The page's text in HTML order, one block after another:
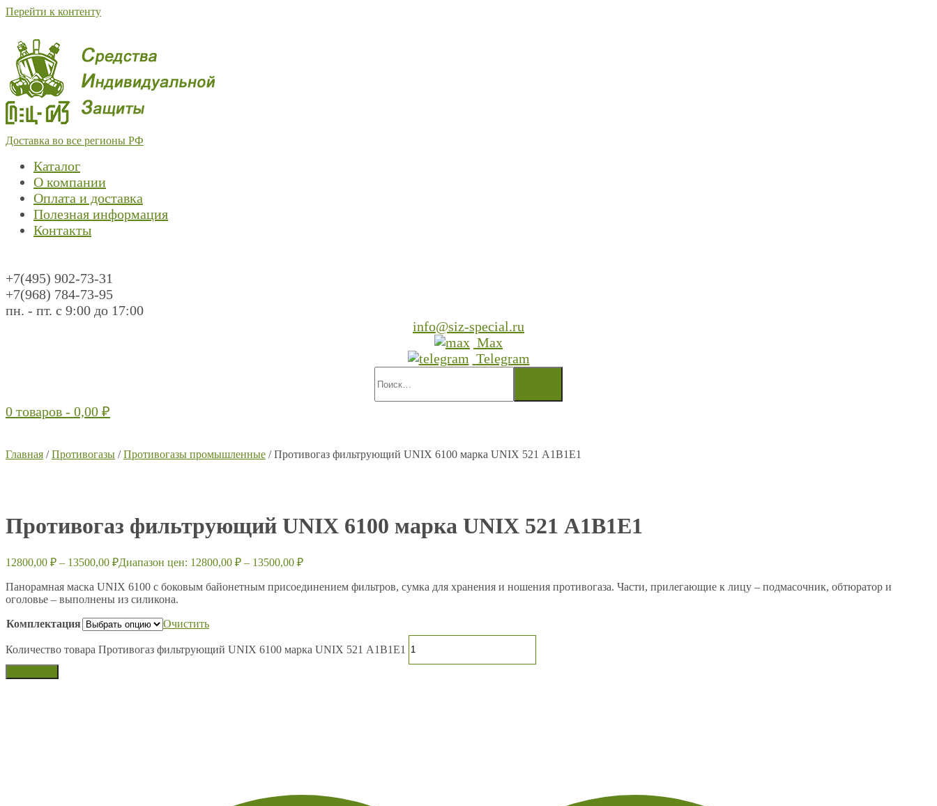
Перейти к контенту
Доставка во все регионы РФ
Каталог
О компании
Оплата и доставка
Полезная информация
Контакты
+7(495) 902-73-31
+7(968) 784-73-95
пн. - пт. с 9:00 до 17:00
info@siz-special.ru
Max
Telegram
0 товаров - 0,00 ₽
Главная /Противогазы /Противогазы промышленные / Противогаз фильтрующий UNIX 6100 марка UNIX 521 А1В1Е1
Противогаз фильтрующий UNIX 6100 марка UNIX 521 А1В1Е1
12800,00 ₽ – 13500,00 ₽Диапазон цен: 12800,00 ₽ – 13500,00 ₽
Панорамная маска UNIX 6100 с боковым байонетным присоединением фильтров, сумка для хранения и ношения противогаза. Части, прилегающие к лицу – подмасочник, обтюратор и
оголовье – выполнены из силикона.
Комплектация Очистить
Количество товара Противогаз фильтрующий UNIX 6100 марка UNIX 521 А1В1Е1